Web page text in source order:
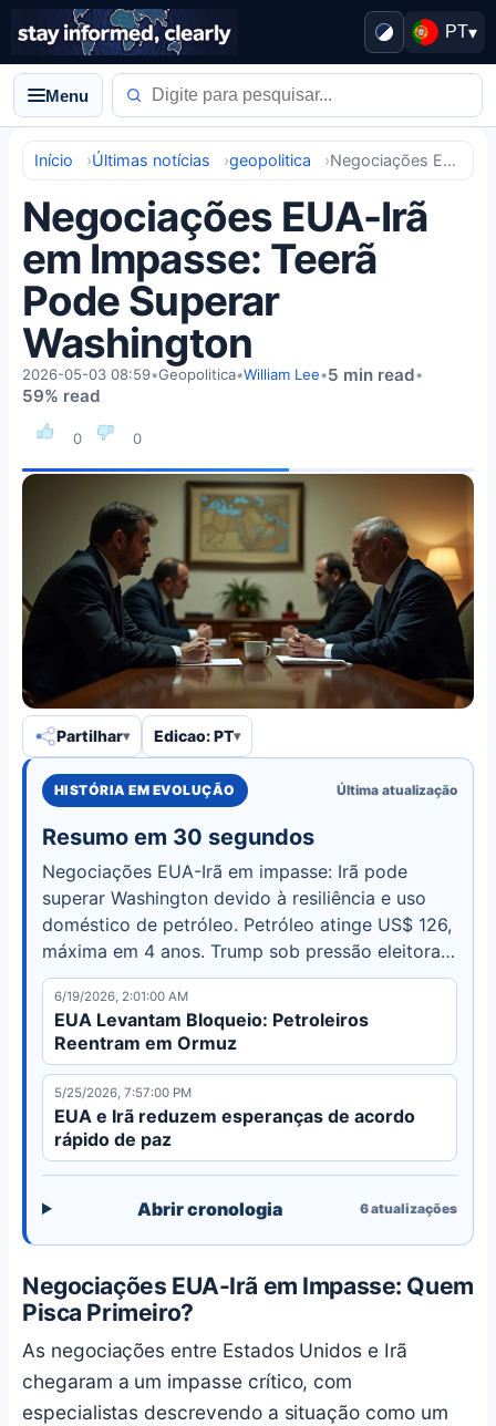
PT▾
Menu
Início Últimas notícias geopolitica Negociações EUA-Irã em Impasse: Teerã Pode Superar Washington
Negociações EUA-Irã
em Impasse: Teerã
Pode Superar
Washington
0 0
2026-05-03 08:59•Geopolitica•William Lee•5 min read•
59% read
Partilhar Edicao: PT
HISTÓRIA EM EVOLUÇÃO Última atualização
Resumo em 30 segundos
Negociações EUA-Irã em impasse: Irã pode
superar Washington devido à resiliência e uso
doméstico de petróleo. Petróleo atinge US$ 126,
máxima em 4 anos. Trump sob pressão eleitoral.
Saiba mais.
6/19/2026, 2:01:00 AM
EUA Levantam Bloqueio: Petroleiros
Reentram em Ormuz
5/25/2026, 7:57:00 PM
EUA e Irã reduzem esperanças de acordo
rápido de paz
Abrir cronologia 6atualizações
Negociações EUA-Irã em Impasse: Quem
Pisca Primeiro?
As negociações entre Estados Unidos e Irã
chegaram a um impasse crítico, com
especialistas descrevendo a situação como um